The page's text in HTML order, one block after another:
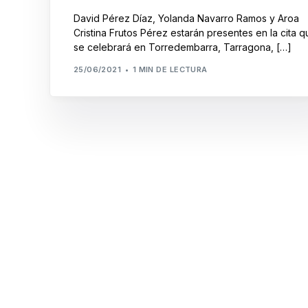
David Pérez Díaz, Yolanda Navarro Ramos y Aroa
Cristina Frutos Pérez estarán presentes en la cita
se celebrará en Torredembarra, Tarragona, […]
25/06/2021 1 MIN DE LECTURA